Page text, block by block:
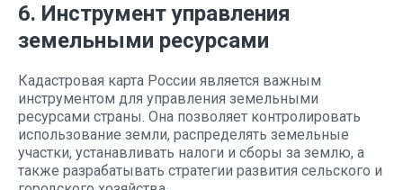
6. Инструмент управления
земельными ресурсами
Кадастровая карта России является важным
инструментом для управления земельными
ресурсами страны. Она позволяет контролировать
использование земли, распределять земельные
участки, устанавливать налоги и сборы за землю, а
также разрабатывать стратегии развития сельского и